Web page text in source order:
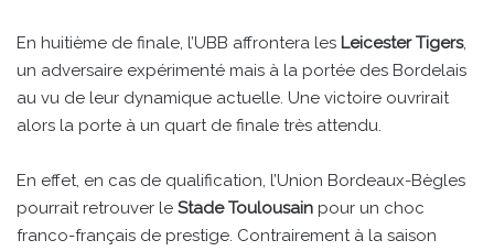
En huitième de finale, l’UBB affrontera les Leicester Tigers,
un adversaire expérimenté mais à la portée des Bordelais
au vu de leur dynamique actuelle. Une victoire ouvrirait
alors la porte à un quart de finale très attendu.
En effet, en cas de qualification, l’Union Bordeaux-Bègles
pourrait retrouver le Stade Toulousain pour un choc
franco-français de prestige. Contrairement à la saison